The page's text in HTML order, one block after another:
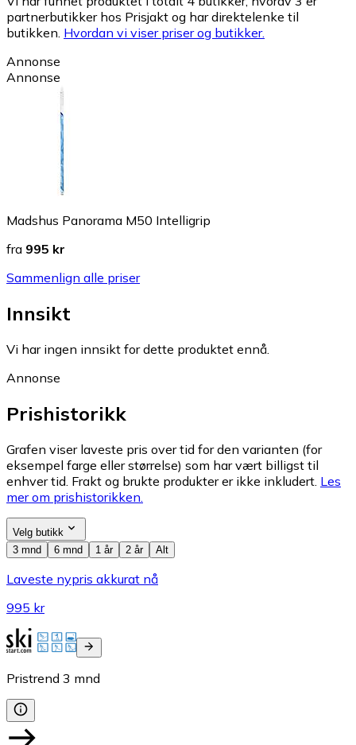
partnerbutikker hos Prisjakt og har direktelenke til
butikken. Hvordan vi viser priser og butikker.
Annonse
Annonse
Madshus Panorama M50 Intelligrip
fra 995 kr
Sammenlign alle priser
Innsikt
Vi har ingen innsikt for dette produktet ennå.
Annonse
Prishistorikk
Grafen viser laveste pris over tid for den varianten (for
eksempel farge eller størrelse) som har vært billigst til
enhver tid. Frakt og brukte produkter er ikke inkludert. Les
mer om prishistorikken.
Velg butikk
3 mnd
6 mnd 1 år 2 år Alt
Laveste nypris akkurat nå
995 kr
Pristrend 3 mnd